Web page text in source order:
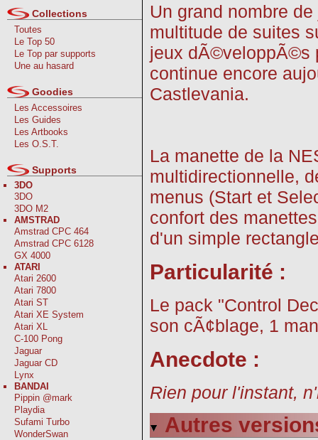
Collections
Toutes
Le Top 50
Le Top par supports
Une au hasard
Goodies
Les Accessoires
Les Guides
Les Artbooks
Les O.S.T.
Supports
3DO
3DO
3DO M2
AMSTRAD
Amstrad CPC 464
Amstrad CPC 6128
GX 4000
ATARI
Atari 2600
Atari 7800
Atari ST
Atari XE System
Atari XL
C-100 Pong
Jaguar
Jaguar CD
Lynx
BANDAI
Pippin @mark
Playdia
Sufami Turbo
WonderSwan
Un grand nombre
multitude de suites
jeux dÃ©veloppÃ©s
continue encore
Castlevania.
La manette de la
multidirectionnelle,
menus (Start et
confort des
d'un simple
Particularité :
Le pack "Control
son cÃ¢blage, 1
Anecdote :
Rien pour l'instant,
Autres